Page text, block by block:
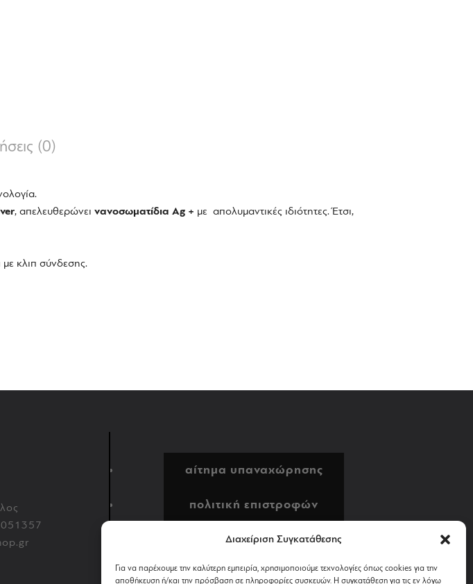
Διαχείριση Συγκατάθεσης
Για να παρέχουμε την καλύτερη εμπειρία, χρησιμοποιούμε τεχνολογίες όπως cookies για την
αποθήκευση ή/και την πρόσβαση σε πληροφορίες συσκευών. Η συγκατάθεση για τις εν λόγω
(0)
, απελευθερώνει νανοσωματίδια Ag + με απολυμαντικές ιδιότητες. Έτσι,
με κλιπ σύνδεσης.
αίτημα υπαναχώρησης
πολιτική επιστροφών
αποστολή & πληρωμή
όροι χρήσης